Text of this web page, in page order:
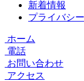
新着情報
プライバシ
ホーム
電話
お問い合わせ
アクセス